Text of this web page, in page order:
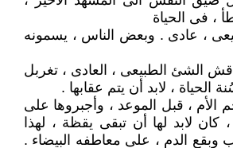
، فى الحياة
، عادى . وبعض الناس ، يسمونه
الشئ الطبيعى ، العادى ، تغربل
الحياة ، لابد أن يتم عقابها .
الأم ، قبل الموعد ، وأجبروها على
لابد لها أن تبقى يقظة ، لهذا
وبقع الدم ، على معاطفه البيضاء .